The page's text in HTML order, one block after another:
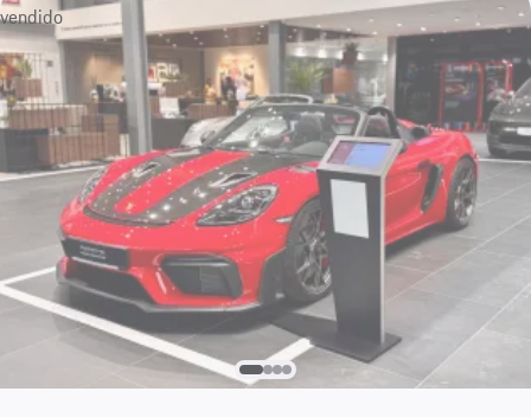
vendido